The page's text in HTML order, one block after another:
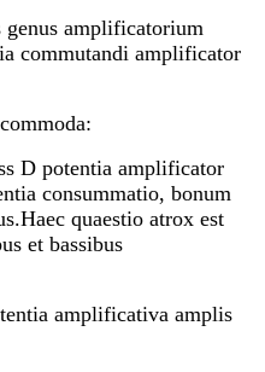
amplificatorium
commutandi amplificator
D potentia amplificator
consummatio, bonum
quaestio atrox est
et bassibus
amplificativa amplis